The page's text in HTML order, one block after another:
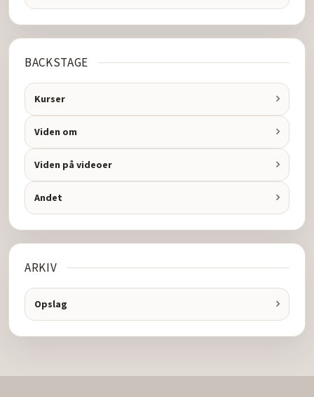
BACKSTAGE
Kurser
Viden om
Viden på videoer
Andet
ARKIV
Opslag